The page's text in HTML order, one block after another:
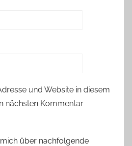
und Website in diesem
nächsten Kommentar
über nachfolgende